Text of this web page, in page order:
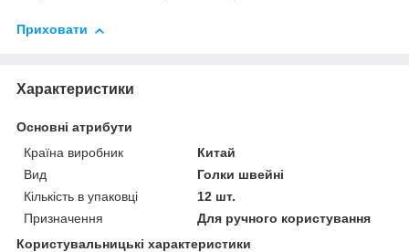
Приховати
Характеристики
Основні атрибути
Країна виробник
Китай
Вид
Голки швейні
Кількість в упаковці
12 шт.
Призначення
Для ручного користування
Користувальницькі характеристики